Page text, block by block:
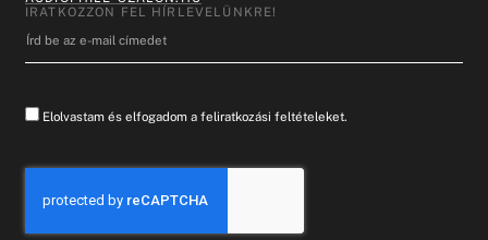
IRATKOZZON FEL HÍRLEVELÜNKRE!
Elolvastam és elfogadom a feliratkozási feltételeket.